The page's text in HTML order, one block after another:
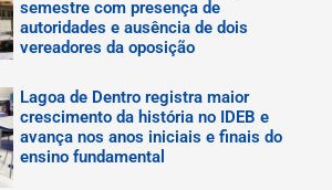
semestre com presença de
autoridades e ausência de dois
vereadores da oposição
Lagoa de Dentro registra maior
crescimento da história no IDEB e
avança nos anos iniciais e finais do
ensino fundamental